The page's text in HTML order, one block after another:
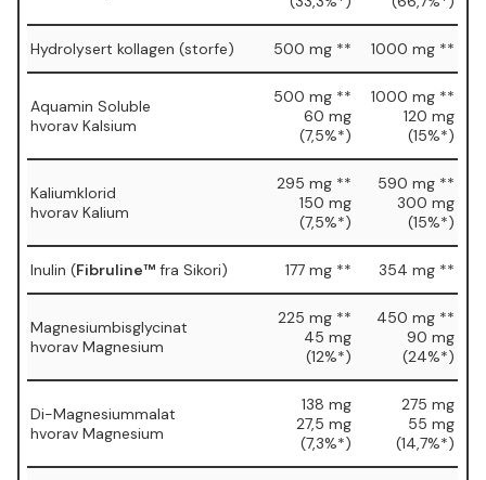
Hydrolysert kollagen (storfe) 500 mg ** 1000 mg **
Aquamin Soluble
hvorav Kalsium
500 mg **
60 mg
(7,5%*)
1000 mg **
120 mg
(15%*)
Kaliumklorid
hvorav Kalium
295 mg **
150 mg
(7,5%*)
590 mg **
300 mg
(15%*)
Inulin (Fibruline™ fra Sikori) 177 mg ** 354 mg **
Magnesiumbisglycinat
hvorav Magnesium
225 mg **
45 mg
(12%*)
450 mg **
90 mg
(24%*)
Di-Magnesiummalat
hvorav Magnesium
138 mg
27,5 mg
(7,3%*)
275 mg
55 mg
(14,7%*)